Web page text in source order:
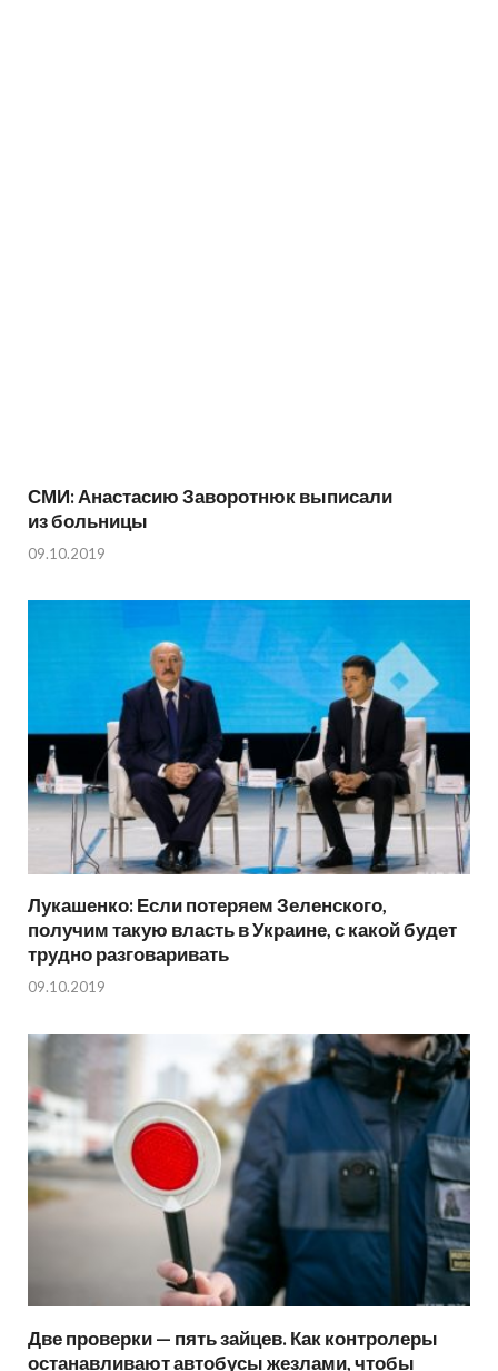
СМИ: Анастасию Заворотнюк выписали
из больницы
09.10.2019
Лукашенко: Если потеряем Зеленского,
получим такую власть в Украине, с какой будет
трудно разговаривать
09.10.2019
Две проверки — пять зайцев. Как контролеры
останавливают автобусы жезлами, чтобы